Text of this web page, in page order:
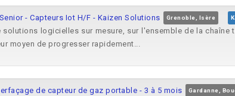
- Capteurs Iot H/F - Kaizen Solutions Grenoble, Isère
logicielles sur mesure, sur l'ensemble de la chaîne
moyen de progresser rapidement...
de capteur de gaz portable - 3 à 5 mois Gardanne,